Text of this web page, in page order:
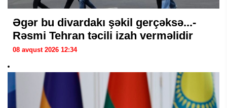
Əgər bu divardakı şəkil gerçəksə...-
Rəsmi Tehran təcili izah verməlidir
08 avqust 2026 12:34